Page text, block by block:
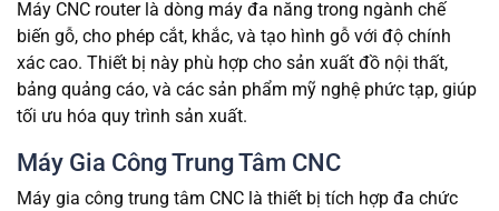
Máy CNC router là dòng máy đa năng trong ngành chế
biến gỗ, cho phép cắt, khắc, và tạo hình gỗ với độ chính
xác cao. Thiết bị này phù hợp cho sản xuất đồ nội thất,
bảng quảng cáo, và các sản phẩm mỹ nghệ phức tạp, giúp
tối ưu hóa quy trình sản xuất.
Máy Gia Công Trung Tâm CNC
Máy gia công trung tâm CNC là thiết bị tích hợp đa chức